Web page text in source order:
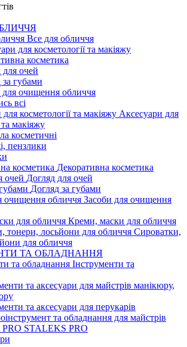
Все для обличчя
для косметології та макіяжу
косметика
для очей
за губами
для очищення обличчя
всі
Аксесуари для
та макіяжу
косметичні
пензлики
Декоративна косметика
Догляд для очей
Догляд за губами
Засоби для очищення
Креми, маски для обличчя
Сироватки,
для обличчя
ТА ОБЛАДНАННЯ
Інструменти та
та аксесуари для майстрів манікюру,
та аксесуари для перукарів
та обладнання для майстрів
STALEKS PRO